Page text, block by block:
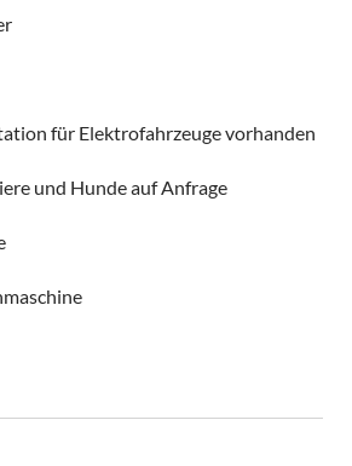
für Elektrofahrzeuge vorhanden
und Hunde auf Anfrage